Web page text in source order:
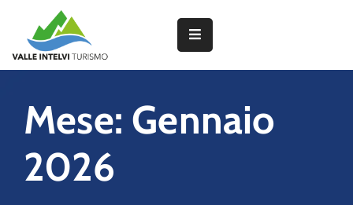
Interventi
PNRR
Mese: Gennaio
2026